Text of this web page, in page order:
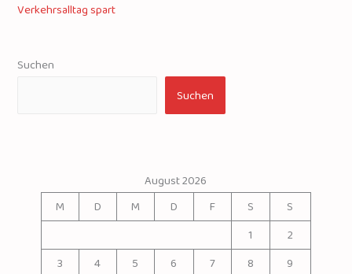
Verkehrsalltag spart
Suchen
Suchen
August 2026
M
D M D F S
S
1
2
3
4 5 6 7 8
9